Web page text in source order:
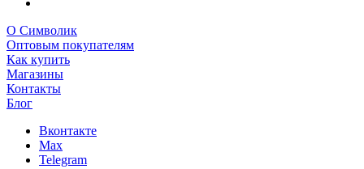
О Символик
Оптовым покупателям
Как купить
Магазины
Контакты
Блог
Вконтакте
Max
Telegram